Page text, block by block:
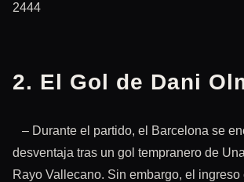
2444
2. El Gol de Dani
– Durante el partido, el Barcelona se
desventaja tras un gol tempranero de
Rayo Vallecano. Sin embargo, el